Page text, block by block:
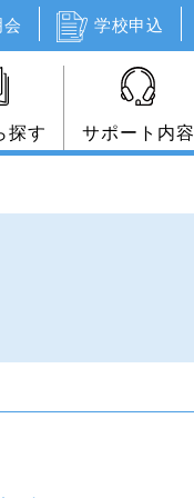
学校申込
探す サポート内容